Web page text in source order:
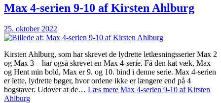
Max 4-serien 9-10 af Kirsten Ahlburg
25. oktober 2022
Kirsten Ahlburg, som har skrevet de lydrette letlæsningsserier Max 2
og Max 3 – har også skrevet en Max 4-serie. Få den kat væk, Max
og Hent min bold, Max er 9. og 10. bind i denne serie. Max 4-serien
er lette, lydrette bøger, hvor ordene ikke er længere end på 4
bogstaver. Udover at de… Læs mere Max 4-serien 9-10 af Kirsten
Ahlburg